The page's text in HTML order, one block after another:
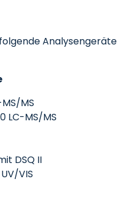
Analysengeräte
MS
LC-MS/MS
DSQ II
VIS